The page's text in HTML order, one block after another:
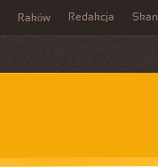
Raków Redakcja